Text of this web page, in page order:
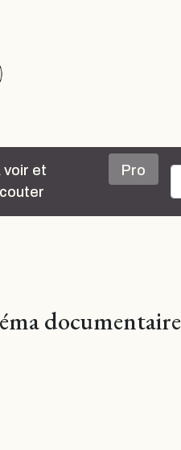
voir et
Pro
documentaire